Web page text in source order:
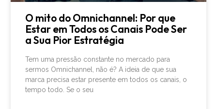
O mito do Omnichannel: Por que
Estar em Todos os Canais Pode Ser
a Sua Pior Estratégia
Tem uma pressão constante no mercado para
sermos Omnichannel, não é? A ideia de que sua
marca precisa estar presente em todos os canais, o
tempo todo. Se o seu